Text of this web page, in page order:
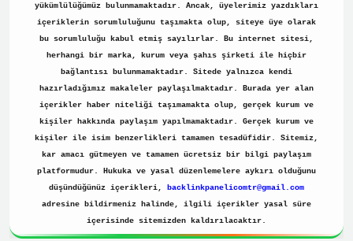
yükümlülüğümüz bulunmamaktadır. Ancak, üyelerimiz yazdıkları
içeriklerin sorumluluğunu taşımakta olup, siteye üye olarak
bu sorumluluğu kabul etmiş sayılırlar. Bu internet sitesi,
herhangi bir marka, kurum veya şahıs şirketi ile hiçbir
bağlantısı bulunmamaktadır. Sitede yalnızca kendi
hazırladığımız makaleler paylaşılmaktadır. Burada yer alan
içerikler haber niteliği taşımamakta olup, gerçek kurum ve
kişiler hakkında paylaşım yapılmamaktadır. Gerçek kurum ve
kişiler ile isim benzerlikleri tamamen tesadüfidir. Sitemiz,
kar amacı gütmeyen ve tamamen ücretsiz bir bilgi paylaşım
platformudur. Hukuka ve yasal düzenlemelere aykırı olduğunu
düşündüğünüz içerikleri,
backlinkpanelicomtr@gmail.com
adresine bildirmeniz halinde, ilgili içerikler yasal süre
içerisinde sitemizden kaldırılacaktır.